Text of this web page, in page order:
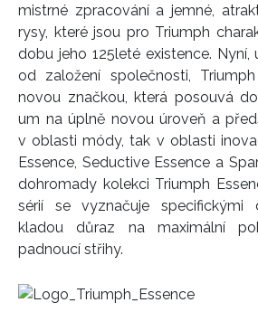
mistrné zpracování a jemné,
rysy, které jsou pro Triumph
dobu jeho 125leté existence.
od založení společnosti,
novou značkou, která posouvá
um na úplně novou úroveň a
v oblasti módy, tak v oblasti
Essence, Seductive Essence a
dohromady kolekci Triumph
sérií se vyznačuje specifickými
kladou důraz na maximální
padnoucí střihy.